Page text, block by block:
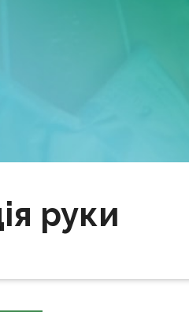
руки